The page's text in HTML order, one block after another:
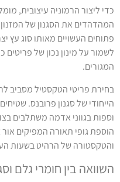
ליצור הרמוניה עיצובית,
את הסגנון של המזנון
העשויים מאותו סוג עץ
על מינון נכון של פריטים
פריטי הטקסטיל מסביב
של סגנון פרובנס. שטיחים
בגווני אדמה משתלבים
גופי תאורה המפיקים אור
של הרהיט בשעות
בין חומרי גלם